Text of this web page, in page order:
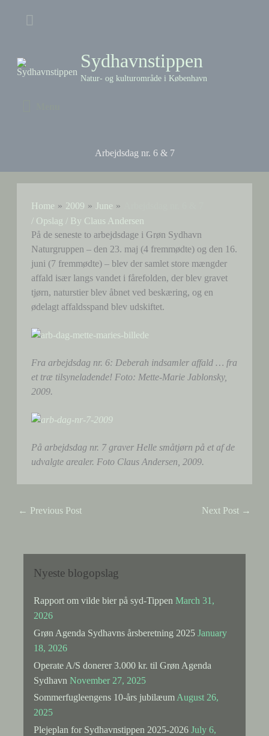
Above
Sydhavnstippen
Natur- og kulturområde i København
Arbejdsdag nr. 6 & 7
Home 2009 June
/ Opslag / By Claus Andersen
På de seneste to arbejdsdage i Grøn Sydhavn
Naturgruppen – den 23. maj (4 fremmødte) og den 16.
juni (7 fremmødte) – blev der samlet store mængder
affald især langs vandet i fårefolden, der blev gravet
tjørn, naturstier blev åbnet ved beskæring, og en
ødelagt affaldsspand blev udskiftet.
Fra arbejdsdag nr. 6: Deberah indsamler affald … fra
et træ tilsyneladende! Foto: Mette-Marie Jablonsky,
2009.
På arbejdsdag nr. 7 graver Helle småtjørn på et af de
udvalgte arealer. Foto Claus Andersen, 2009.
← Previous Post Next Post →
Nyeste blogopslag
Rapport om vilde bier på syd-Tippen March 31,
2026
Grøn Agenda Sydhavns årsberetning 2025 January
18, 2026
Operate A/S donerer 3.000 kr. til Grøn Agenda
Sydhavn November 27, 2025
Sommerfugleengens 10-års jubilæum August 26,
2025
Plejeplan for Sydhavnstippen 2025-2026 July 6,